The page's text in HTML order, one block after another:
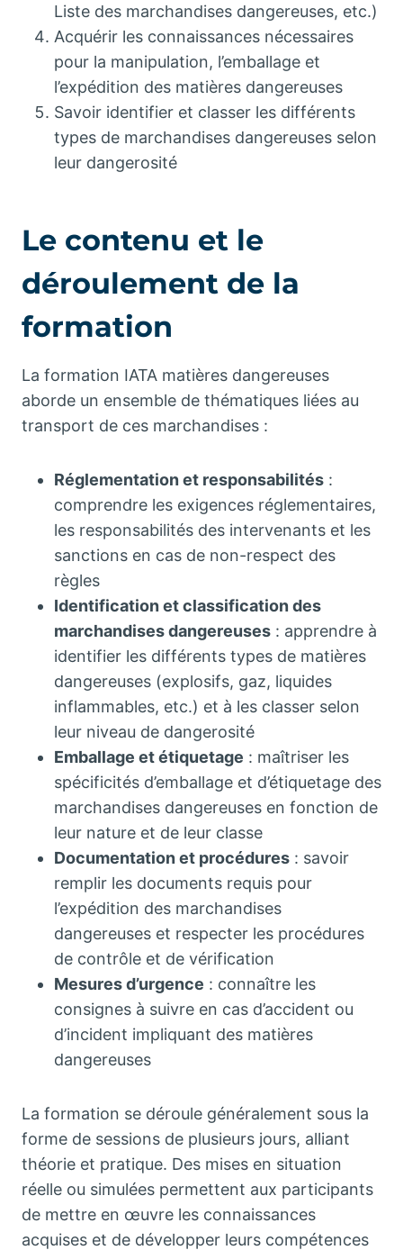
Liste des marchandises dangereuses, etc.)
Acquérir les connaissances nécessaires
pour la manipulation, l’emballage et
l’expédition des matières dangereuses
Savoir identifier et classer les différents
types de marchandises dangereuses selon
leur dangerosité
Le contenu et le
déroulement de la
formation
La formation IATA matières dangereuses
aborde un ensemble de thématiques liées au
transport de ces marchandises :
Réglementation et responsabilités :
comprendre les exigences réglementaires,
les responsabilités des intervenants et les
sanctions en cas de non-respect des
règles
Identification et classification des
marchandises dangereuses : apprendre à
identifier les différents types de matières
dangereuses (explosifs, gaz, liquides
inflammables, etc.) et à les classer selon
leur niveau de dangerosité
Emballage et étiquetage : maîtriser les
spécificités d’emballage et d’étiquetage des
marchandises dangereuses en fonction de
leur nature et de leur classe
Documentation et procédures : savoir
remplir les documents requis pour
l’expédition des marchandises
dangereuses et respecter les procédures
de contrôle et de vérification
Mesures d’urgence : connaître les
consignes à suivre en cas d’accident ou
d’incident impliquant des matières
dangereuses
La formation se déroule généralement sous la
forme de sessions de plusieurs jours, alliant
théorie et pratique. Des mises en situation
réelle ou simulées permettent aux participants
de mettre en œuvre les connaissances
acquises et de développer leurs compétences